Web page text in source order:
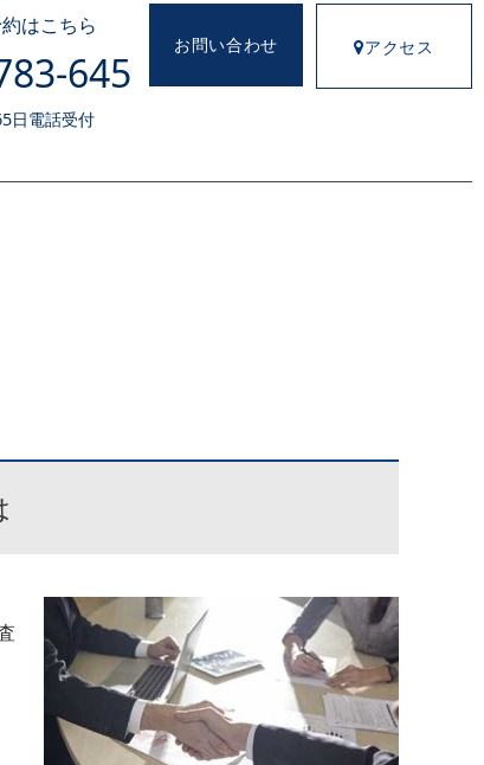
はこちら
645
日電話受付
お問い合わせ アクセス